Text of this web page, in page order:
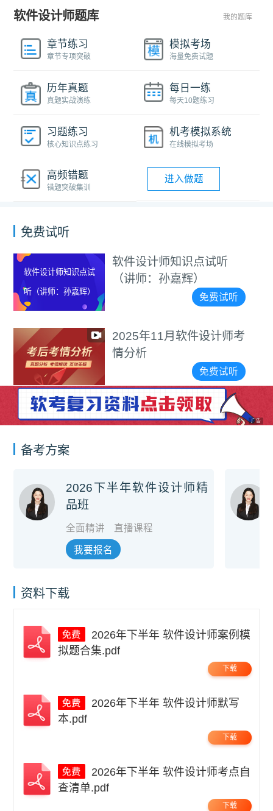
软件设计师题库 我的题库
章节练习
章节专项突破
模拟考场
海量免费试题
历年真题
真题实战演练
每日一练
每天10题练习
习题练习
核心知识点练习
机考模拟系统
在线模拟考场
高频错题
错题突破集训
进入做题
免费试听
软件设计师知识点试
听（讲师：孙嘉辉）
软件设计师知识点试听
（讲师：孙嘉辉）
免费试听
2025年11月软件设计师考
情分析
免费试听
广告
备考方案
2026下半年软件设计师精
品班
全面精讲 直播课程
我要报名
资料下载
拟题合集.pdf
下载
本.pdf
下载
查清单.pdf
下载